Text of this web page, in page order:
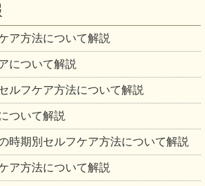
ア方法について解説
について解説
ルフケア方法について解説
ついて解説
時期別セルフケア方法について解説
ア方法について解説